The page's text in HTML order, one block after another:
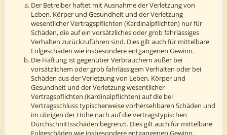
Der Betreiber haftet mit Ausnahme der Verletzung von
Leben, Körper und Gesundheit und der Verletzung
wesentlicher Vertragspflichten (Kardinalpflichten) nur für
Schäden, die auf ein vorsätzliches oder grob fahrlässiges
Verhalten zurückzuführen sind. Dies gilt auch für mittelbare
Folgeschäden wie insbesondere entgangenen Gewinn.
Die Haftung ist gegenüber Verbrauchern außer bei
vorsätzlichem oder grob fahrlässigem Verhalten oder bei
Schäden aus der Verletzung von Leben, Körper und
Gesundheit und der Verletzung wesentlicher
Vertragspflichten (Kardinalpflichten) auf die bei
Vertragsschluss typischerweise vorhersehbaren Schäden und
im übrigen der Höhe nach auf die vertragstypischen
Durchschnittsschäden begrenzt. Dies gilt auch für mittelbare
Folgeschäden wie insbesondere entgangenen Gewinn.